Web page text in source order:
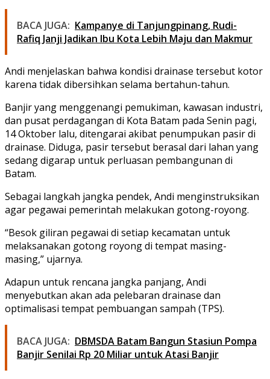
BACA JUGA: Kampanye di Tanjungpinang, Rudi-
Rafiq Janji Jadikan Ibu Kota Lebih Maju dan Makmur
Andi menjelaskan bahwa kondisi drainase tersebut kotor
karena tidak dibersihkan selama bertahun-tahun.
Banjir yang menggenangi pemukiman, kawasan industri,
dan pusat perdagangan di Kota Batam pada Senin pagi,
14 Oktober lalu, ditengarai akibat penumpukan pasir di
drainase. Diduga, pasir tersebut berasal dari lahan yang
sedang digarap untuk perluasan pembangunan di
Batam.
Sebagai langkah jangka pendek, Andi menginstruksikan
agar pegawai pemerintah melakukan gotong-royong.
“Besok giliran pegawai di setiap kecamatan untuk
melaksanakan gotong royong di tempat masing-
masing,” ujarnya.
Adapun untuk rencana jangka panjang, Andi
menyebutkan akan ada pelebaran drainase dan
optimalisasi tempat pembuangan sampah (TPS).
BACA JUGA: DBMSDA Batam Bangun Stasiun Pompa
Banjir Senilai Rp 20 Miliar untuk Atasi Banjir